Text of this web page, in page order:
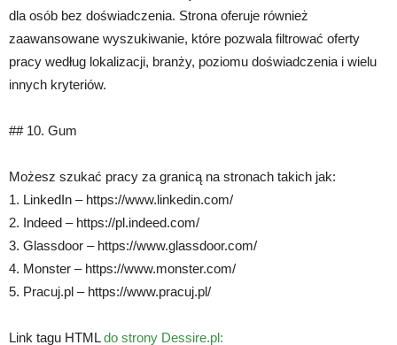
dla osób bez doświadczenia. Strona oferuje również
zaawansowane wyszukiwanie, które pozwala filtrować oferty
pracy według lokalizacji, branży, poziomu doświadczenia i wielu
innych kryteriów.
## 10. Gum
Możesz szukać pracy za granicą na stronach takich jak:
1. LinkedIn – https://www.linkedin.com/
2. Indeed – https://pl.indeed.com/
3. Glassdoor – https://www.glassdoor.com/
4. Monster – https://www.monster.com/
5. Pracuj.pl – https://www.pracuj.pl/
Link tagu HTMLdo strony Dessire.pl: